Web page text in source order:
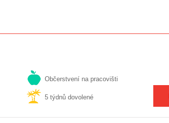
Občerstvení na pracovišti
5 týdnů dovolené